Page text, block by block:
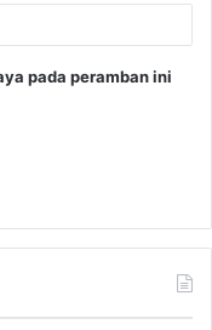
pada peramban ini